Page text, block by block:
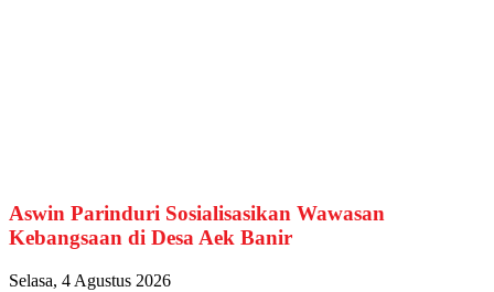
Aswin Parinduri Sosialisasikan Wawasan
Kebangsaan di Desa Aek Banir
Selasa, 4 Agustus 2026